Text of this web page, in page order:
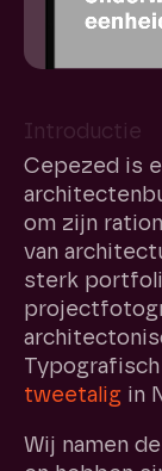
Introductie
Cepezed is
om zijn
van
sterk
tweetalig in
Wij namen